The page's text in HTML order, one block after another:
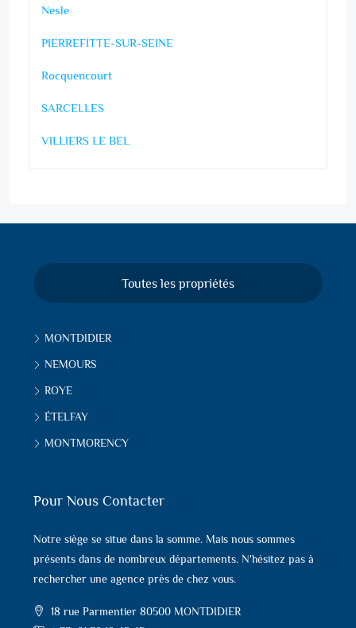
Nesle
PIERREFITTE-SUR-SEINE
Rocquencourt
SARCELLES
VILLIERS LE BEL
Toutes les propriétés
MONTDIDIER
NEMOURS
ROYE
ÉTELFAY
MONTMORENCY
Pour Nous Contacter
Notre siège se situe dans la somme. Mais nous sommes
présents dans de nombreux départements. N'hésitez pas à
rechercher une agence près de chez vous.
18 rue Parmentier 80500 MONTDIDIER